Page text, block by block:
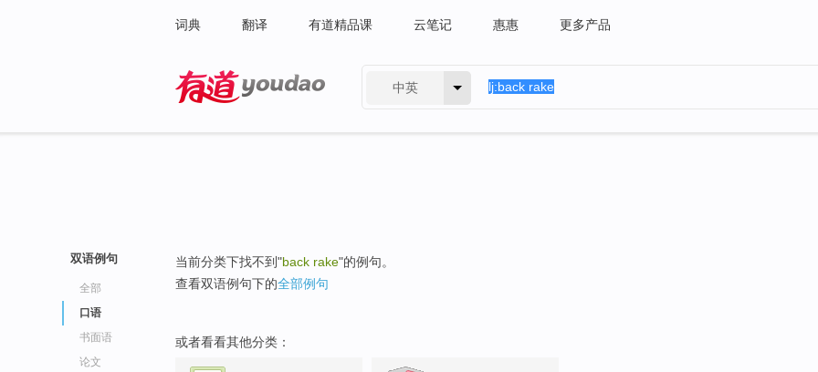
词典 翻译 有道精品课 云笔记 惠惠 更多产品
中英
双语例句
全部
口语
书面语
论文
当前分类下找不到"back rake"的例句。
查看双语例句下的全部例句
或者看看其他分类：